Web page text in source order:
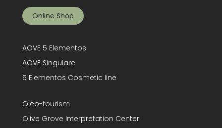
Online Shop
AOVE 5 Elementos
AOVE Singulare
5 Elementos Cosmetic line
Oleo-tourism
Olive Grove Interpretation Center